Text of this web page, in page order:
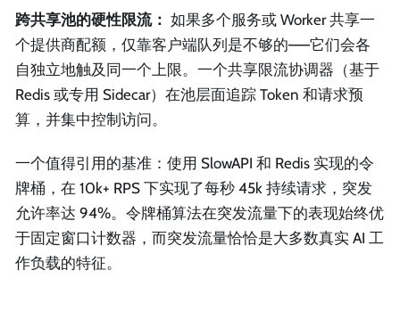
跨共享池的硬性限流： 如果多个服务或 Worker 共享一
个提供商配额，仅靠客户端队列是不够的——它们会各
自独立地触及同一个上限。一个共享限流协调器（基于
Redis 或专用 Sidecar）在池层面追踪 Token 和请求预
算，并集中控制访问。
一个值得引用的基准：使用 SlowAPI 和 Redis 实现的令
牌桶，在 10k+ RPS 下实现了每秒 45k 持续请求，突发
允许率达 94%。令牌桶算法在突发流量下的表现始终优
于固定窗口计数器，而突发流量恰恰是大多数真实 AI 工
作负载的特征。